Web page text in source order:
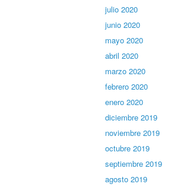
julio 2020
junio 2020
mayo 2020
abril 2020
marzo 2020
febrero 2020
enero 2020
diciembre 2019
noviembre 2019
octubre 2019
septiembre 2019
agosto 2019